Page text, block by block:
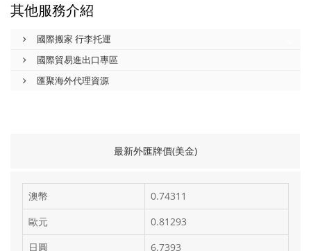
其他服務介紹
國際搬家 行李托運
國際貿易進出口專區
匯聚海外代理資源
最新外匯牌價(美金)
澳幣
0.74311
歐元
0.81293
日圓
6.7393